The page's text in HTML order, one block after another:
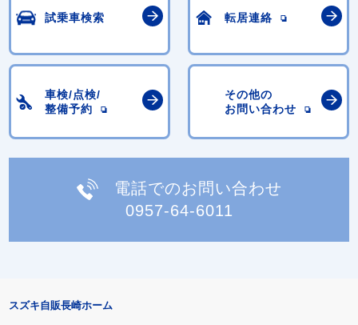
試乗車検索 転居連絡
車検/点検/
整備予約
その他の
お問い合わせ
電話でのお問い合わせ
0957-64-6011
スズキ自販長崎ホーム